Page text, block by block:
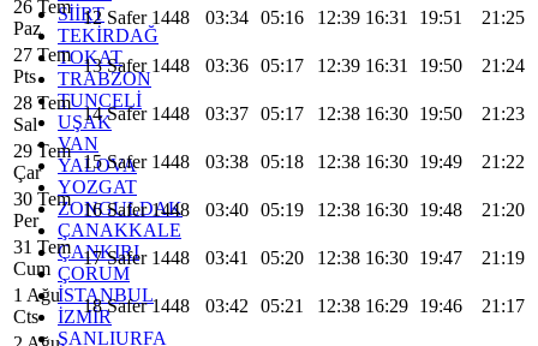
SİİRT
TEKİRDAĞ
TOKAT
TRABZON
TUNCELİ
UŞAK
VAN
YALOVA
YOZGAT
ZONGULDAK
ÇANAKKALE
ÇANKIRI
ÇORUM
İSTANBUL
İZMİR
ŞANLIURFA
26 Tem
Paz
12 Safer 1448 03:34 05:16 12:39 16:31 19:51
21:25
27 Tem
Pts
13 Safer 1448 03:36 05:17 12:39 16:31 19:50
21:24
28 Tem
Sal
14 Safer 1448 03:37 05:17 12:38 16:30 19:50
21:23
29 Tem
Çar
15 Safer 1448 03:38 05:18 12:38 16:30 19:49
21:22
30 Tem
Per
16 Safer 1448 03:40 05:19 12:38 16:30 19:48
21:20
31 Tem
Cum
17 Safer 1448 03:41 05:20 12:38 16:30 19:47
21:19
1 Ağu
Cts
18 Safer 1448 03:42 05:21 12:38 16:29 19:46
21:17